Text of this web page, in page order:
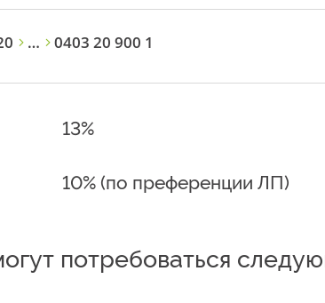
… 0403 20 900 1
13%
10% (по преференции ЛП)
потребоваться